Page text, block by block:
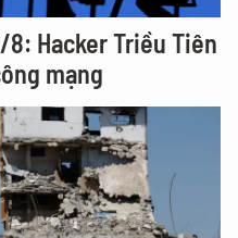
Hacker Triều Tiên
mạng